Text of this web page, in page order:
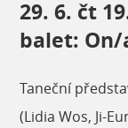
29. 6. čt
balet:
Taneční
(Lidia Wos, Ji-